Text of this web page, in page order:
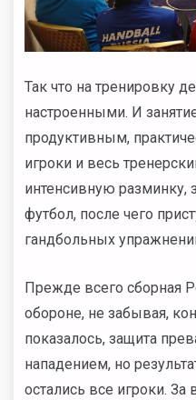
Так что на тренировку
настроенными. И
продуктивным,
игроки и весь
интенсивную разминку,
футбол, после чего
гандбольных
Прежде всего сборная
обороне, не забывая,
показалось, защита
нападением, но
остались все игроки. За